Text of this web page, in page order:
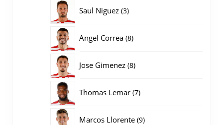
Saul Niguez 33
Angel Correa 88
Jose Gimenez 88
Thomas Lemar 77
Marcos Llorente 99